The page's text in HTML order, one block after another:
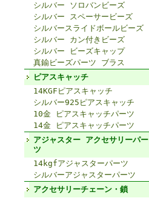
シルバー ソロバンビーズ
シルバー スペーサービーズ
シルバースライドボールビーズ
シルバー カン付きビーズ
シルバー ビーズキャップ
真鍮ビーズパーツ ブラス
ピアスキャッチ
14KGFピアスキャッチ
シルバー925ピアスキャッチ
10金 ピアスキャッチパーツ
14金 ピアスキャッチパーツ
アジャスター アクセサリーパー
ツ
14kgfアジャスターパーツ
シルバーアジャスターパーツ
アクセサリーチェーン・鎖